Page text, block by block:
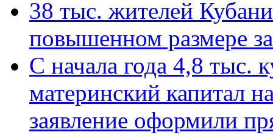
38 тыс. жителей
повышенном размере
С начала года 4,8 тыс.
материнский капитал
заявление оформили